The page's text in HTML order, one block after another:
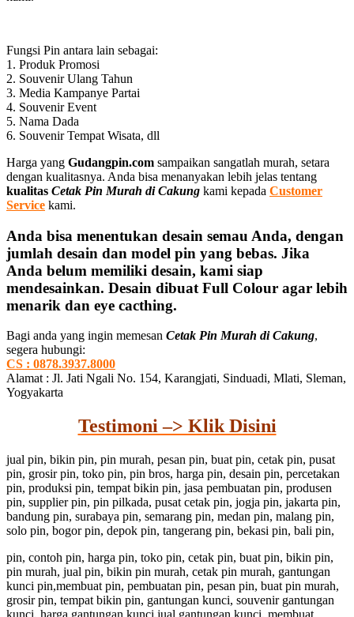
Fungsi Pin antara lain sebagai:
1. Produk Promosi
2. Souvenir Ulang Tahun
3. Media Kampanye Partai
4. Souvenir Event
5. Nama Dada
6. Souvenir Tempat Wisata, dll
Harga yang Gudangpin.com sampaikan sangatlah murah, setara
dengan kualitasnya. Anda bisa menanyakan lebih jelas tentang
kualitas Cetak Pin Murah di Cakung kami kepada Customer
Service kami.
Anda bisa menentukan desain semau Anda, dengan
jumlah desain dan model pin yang bebas. Jika
Anda belum memiliki desain, kami siap
mendesainkan. Desain dibuat Full Colour agar lebih
menarik dan eye cacthing.
Bagi anda yang ingin memesan Cetak Pin Murah di Cakung,
segera hubungi:
CS : 0878.3937.8000
Alamat : Jl. Jati Ngali No. 154, Karangjati, Sinduadi, Mlati, Sleman,
Yogyakarta
Testimoni –> Klik Disini
jual pin, bikin pin, pin murah, pesan pin, buat pin, cetak pin, pusat
pin, grosir pin, toko pin, pin bros, harga pin, desain pin, percetakan
pin, produksi pin, tempat bikin pin, jasa pembuatan pin, produsen
pin, supplier pin, pin pilkada, pusat cetak pin, jogja pin, jakarta pin,
bandung pin, surabaya pin, semarang pin, medan pin, malang pin,
solo pin, bogor pin, depok pin, tangerang pin, bekasi pin, bali pin,
pin, contoh pin, harga pin, toko pin, cetak pin, buat pin, bikin pin,
pin murah, jual pin, bikin pin murah, cetak pin murah, gantungan
kunci pin,membuat pin, pembuatan pin, pesan pin, buat pin murah,
grosir pin, tempat bikin pin, gantungan kunci, souvenir gantungan